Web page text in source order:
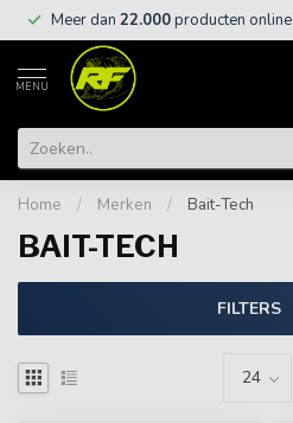
Meer dan 22.000producten online
MENU
Home / Merken / Bait-Tech
BAIT-TECH
FILTERS